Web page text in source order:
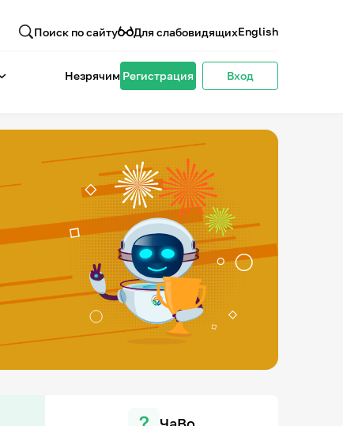
Поиск по сайту Для слабовидящихEnglish
Незрячим Регистрация Вход